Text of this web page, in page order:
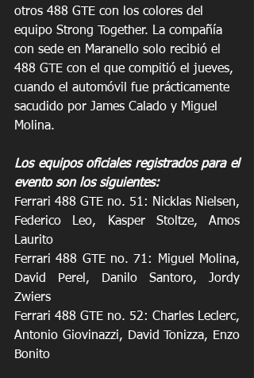
otros 488 GTE con los colores del
equipo Strong Together. La compañía
con sede en Maranello solo recibió el
488 GTE con el que compitió el jueves,
cuando el automóvil fue prácticamente
sacudido por James Calado y Miguel
Molina.
Los equipos oficiales registrados para el
evento son los siguientes:
Ferrari 488 GTE no. 51: Nicklas Nielsen,
Federico Leo, Kasper Stoltze, Amos
Laurito
Ferrari 488 GTE no. 71: Miguel Molina,
David Perel, Danilo Santoro, Jordy
Zwiers
Ferrari 488 GTE no. 52: Charles Leclerc,
Antonio Giovinazzi, David Tonizza, Enzo
Bonito